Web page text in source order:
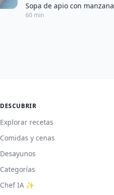
Sopa de apio con manzana
60 min
DESCUBRIR
Explorar recetas
Comidas y cenas
Desayunos
Categorías
Chef IA ✨